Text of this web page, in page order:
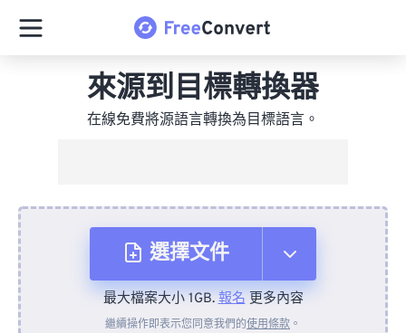
來源到目標轉換器
在線免費將源語言轉換為目標語言。
選擇文件
來自裝置
最大檔案大小 1GB.報名更多內容
繼續操作即表示您同意我們的使用條款 。